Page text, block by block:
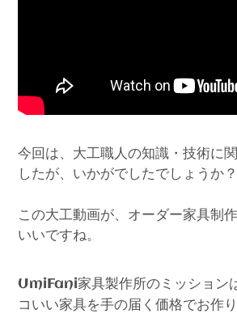
今回は、大工職人の知識・技術に
したが、いかがでしたでしょうか？
この大工動画が、オーダー家具制
いいですね。
UmiFani家具製作所のミッション
コいい家具を手の届く価格でお作